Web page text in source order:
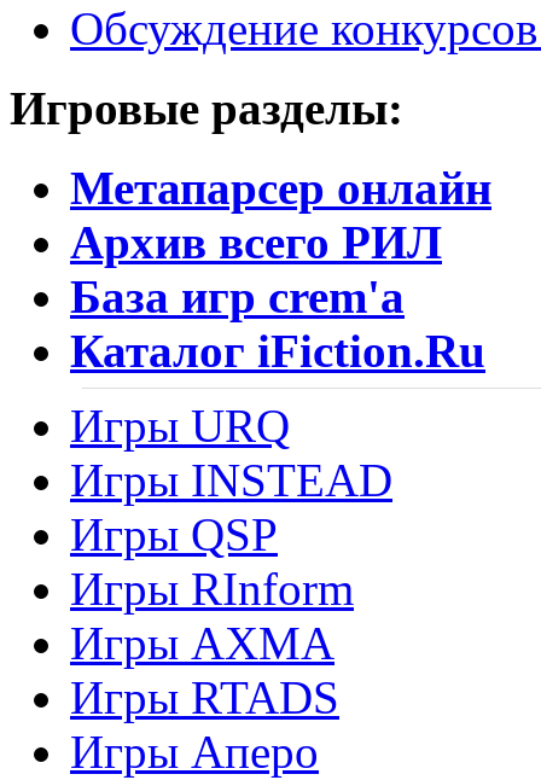
Обсуждение
Игровые разделы:
Метапарсер онлайн
Архив всего РИЛ
База игр crem'а
Каталог iFiction.Ru
Игры URQ
Игры INSTEAD
Игры QSP
Игры RInform
Игры AXMA
Игры RTADS
Игры Аперо